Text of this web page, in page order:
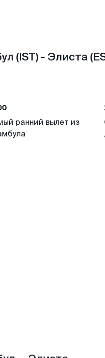
(IST) - Элиста
ранний вылет из